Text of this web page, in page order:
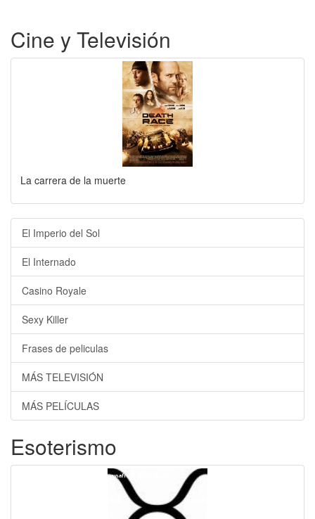
Cine y Televisión
La carrera de la muerte
El Imperio del Sol
El Internado
Casino Royale
Sexy Killer
Frases de peliculas
MÁS TELEVISIÓN
MÁS PELÍCULAS
Esoterismo